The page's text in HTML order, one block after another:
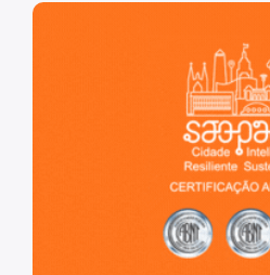
São Paulo, cidade